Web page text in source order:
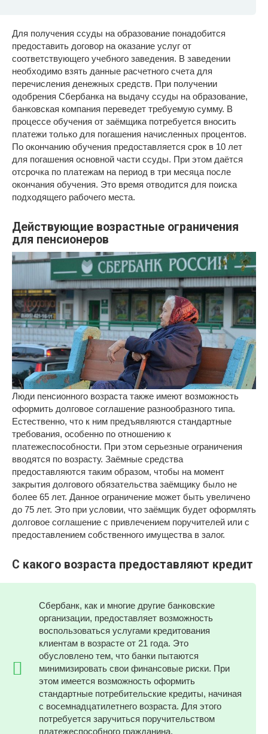
Для получения ссуды на образование понадобится
предоставить договор на оказание услуг от
соответствующего учебного заведения. В заведении
необходимо взять данные расчетного счета для
перечисления денежных средств. При получении
одобрения Сбербанка на выдачу ссуды на образование,
банковская компания переведет требуемую сумму. В
процессе обучения от заёмщика потребуется вносить
платежи только для погашения начисленных процентов.
По окончанию обучения предоставляется срок в 10 лет
для погашения основной части ссуды. При этом даётся
отсрочка по платежам на период в три месяца после
окончания обучения. Это время отводится для поиска
подходящего рабочего места.
Действующие возрастные ограничения
для пенсионеров
Люди пенсионного возраста также имеют возможность
оформить долговое соглашение разнообразного типа.
Естественно, что к ним предъявляются стандартные
требования, особенно по отношению к
платежеспособности. При этом серьезные ограничения
вводятся по возрасту. Заёмные средства
предоставляются таким образом, чтобы на момент
закрытия долгового обязательства заёмщику было не
более 65 лет. Данное ограничение может быть увеличено
до 75 лет. Это при условии, что заёмщик будет оформлять
долговое соглашение с привлечением поручителей или с
предоставлением собственного имущества в залог.
С какого возраста предоставляют кредит
Сбербанк, как и многие другие банковские
организации, предоставляет возможность
воспользоваться услугами кредитования
клиентам в возрасте от 21 года. Это
обусловлено тем, что банки пытаются
минимизировать свои финансовые риски. При
этом имеется возможность оформить
стандартные потребительские кредиты, начиная
с восемнадцатилетнего возраста. Для этого
потребуется заручиться поручительством
платежеспособного гражданина.